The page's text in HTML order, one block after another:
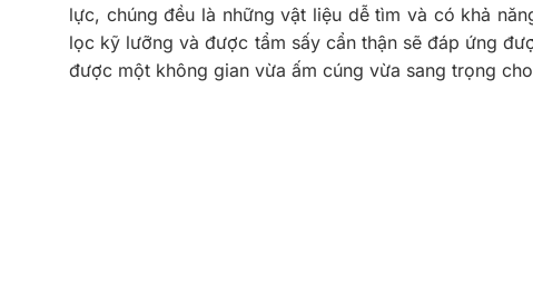
lực, chúng đều là những vật liệu dễ tìm và có khả
lọc kỹ lưỡng và được tẩm sấy cẩn thận sẽ đáp ứng
được một không gian vừa ấm cúng vừa sang trọng